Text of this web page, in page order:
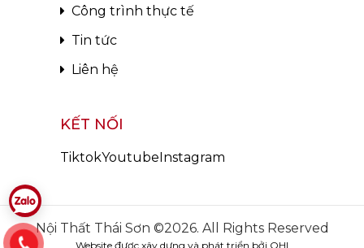
Công trình thực tế
Tin tức
Liên hệ
KẾT NỐI
TiktokYoutubeInstagram
Nội Thất Thái Sơn ©2026. All Rights Reserved
Website được xây dựng và phát triển bởi OHI